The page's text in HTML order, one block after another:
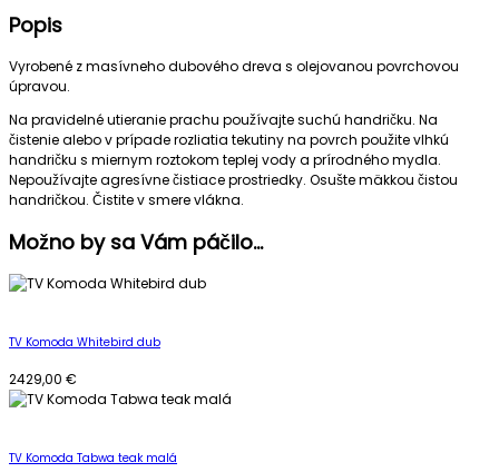
Popis
Vyrobené z masívneho dubového dreva s olejovanou povrchovou
úpravou.
Na pravidelné utieranie prachu používajte suchú handričku. Na
čistenie alebo v prípade rozliatia tekutiny na povrch použite vlhkú
handričku s miernym roztokom teplej vody a prírodného mydla.
Nepoužívajte agresívne čistiace prostriedky. Osušte mäkkou čistou
handričkou. Čistite v smere vlákna.
Možno by sa Vám páčilo…
TV Komoda Whitebird dub
2429,00 €
TV Komoda Tabwa teak malá